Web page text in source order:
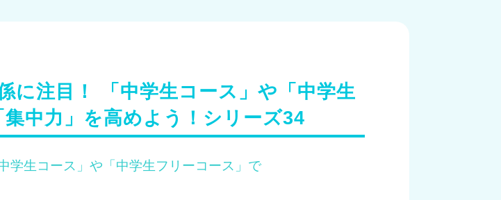
に注目！ 「中学生コース」や「中学生
中力」を高めよう！シリーズ34
学生コース」や「中学生フリーコース」で